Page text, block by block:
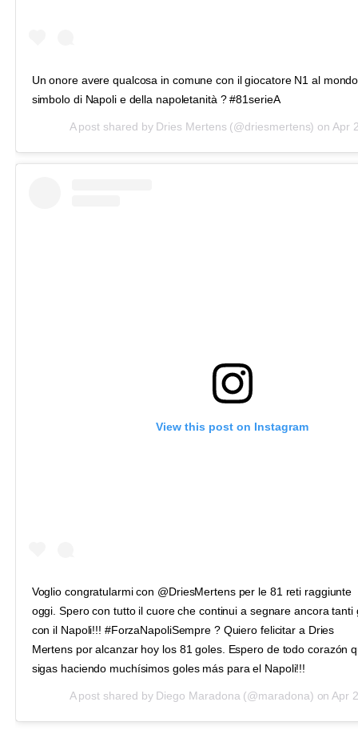
Un onore avere qualcosa in comune con il giocatore N1 al
simbolo di Napoli e della napoletanità ? #81serieA
A post shared by Dries Mertens (@driesmertens) on Apr 28,
View this post on Instagram
Voglio congratularmi con @DriesMertens per le 81 reti raggiunte
oggi. Spero con tutto il cuore che continui a segnare ancora tanti
con il Napoli!!! #ForzaNapoliSempre ? Quiero felicitar a Dries
Mertens por alcanzar hoy los 81 goles. Espero de todo corazón
sigas haciendo muchísimos goles más para el Napoli!!!
A post shared by Diego Maradona(@maradona) onApr 28,